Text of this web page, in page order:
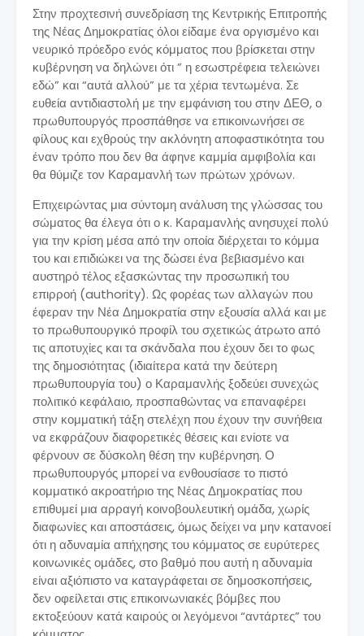
Στην προχτεσινή συνεδρίαση της Κεντρικής Επιτροπής
της Νέας Δημοκρατίας όλοι είδαμε ένα οργισμένο και
νευρικό πρόεδρο ενός κόμματος που βρίσκεται στην
κυβέρνηση να δηλώνει ότι ” η εσωστρέφεια τελειώνει
εδώ” και “αυτά αλλού” με τα χέρια τεντωμένα. Σε
ευθεία αντιδιαστολή με την εμφάνιση του στην ΔΕΘ, ο
πρωθυπουργός προσπάθησε να επικοινωνήσει σε
φίλους και εχθρούς την ακλόνητη αποφαστικότητα του
έναν τρόπο που δεν θα άφηνε καμμία αμφιβολία και
θα θύμιζε τον Καραμανλή των πρώτων χρόνων.
Επιχειρώντας μια σύντομη ανάλυση της γλώσσας του
σώματος θα έλεγα ότι ο κ. Καραμανλής ανησυχεί πολύ
για την κρίση μέσα από την οποία διέρχεται το κόμμα
του και επιδιώκει να της δώσει ένα βεβιασμένο και
αυστηρό τέλος εξασκώντας την προσωπική του
επιρροή (authority). Ως φορέας των αλλαγών που
έφεραν την Νέα Δημοκρατία στην εξουσία αλλά και με
το πρωθυπουργικό προφίλ του σχετικώς άτρωτο από
τις αποτυχίες και τα σκάνδαλα που έχουν δει το φως
της δημοσιότητας (ιδιαίτερα κατά την δεύτερη
πρωθυπουργία του) ο Καραμανλής ξοδεύει συνεχώς
πολιτικό κεφάλαιο, προσπαθώντας να επαναφέρει
στην κομματική τάξη στελέχη που έχουν την συνήθεια
να εκφράζουν διαφορετικές θέσεις και ενίοτε να
φέρνουν σε δύσκολη θέση την κυβέρνηση. Ο
πρωθυπουργός μπορεί να ενθουσίασε το πιστό
κομματικό ακροατήριο της Νέας Δημοκρατίας που
επιθυμεί μια αρραγή κοινοβουλευτική ομάδα, χωρίς
διαφωνίες και αποστάσεις, όμως δείχει να μην κατανοεί
ότι η αδυναμία απήχησης του κόμματος σε ευρύτερες
κοινωνικές ομάδες, στο βαθμό που αυτή η αδυναμία
είναι αξιόπιστο να καταγράφεται σε δημοσκοπήσεις,
δεν οφείλεται στις επικοινωνιακές βόμβες που
εκτοξεύουν κατά καιρούς οι λεγόμενοι “αντάρτες” του